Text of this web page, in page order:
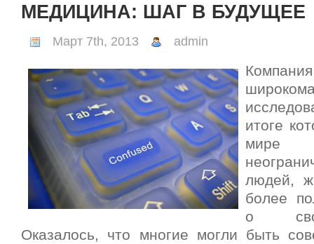
КАРДИОЛОГИЯ
МЕДИЦИНА И ОБЩЕСТВО
НЕВРОЛОГИЯ
ОФТАЛЬМОЛОГИЯ
ПЕДИАТРИЯ
ПСИХИАТРИЯ И
РЕВМАТОЛОГИЯ И НЕФРОЛОГИЯ
СЕКСОЛОГИЯ
ХИРУРГИЯ
ЭКСТРЕННАЯ МЕДИЦИНА ЭНДОКРИНОЛОГИЯ
МЕДИЦИНА: ШАГ В БУДУЩЕЕ
Март 7th, 2013 admin
итоге
людей,
более
о
Оказалось, что многие могли быть